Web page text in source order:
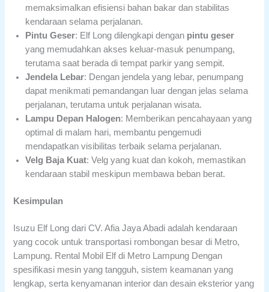
memaksimalkan efisiensi bahan bakar dan stabilitas
kendaraan selama perjalanan.
Pintu Geser: Elf Long dilengkapi dengan pintu geser
yang memudahkan akses keluar-masuk penumpang,
terutama saat berada di tempat parkir yang sempit.
Jendela Lebar: Dengan jendela yang lebar, penumpang
dapat menikmati pemandangan luar dengan jelas selama
perjalanan, terutama untuk perjalanan wisata.
Lampu Depan Halogen: Memberikan pencahayaan yang
optimal di malam hari, membantu pengemudi
mendapatkan visibilitas terbaik selama perjalanan.
Velg Baja Kuat: Velg yang kuat dan kokoh, memastikan
kendaraan stabil meskipun membawa beban berat.
Kesimpulan
Isuzu Elf Long dari CV. Afia Jaya Abadi adalah kendaraan
yang cocok untuk transportasi rombongan besar di Metro,
Lampung. Rental Mobil Elf di Metro Lampung Dengan
spesifikasi mesin yang tangguh, sistem keamanan yang
lengkap, serta kenyamanan interior dan desain eksterior yang